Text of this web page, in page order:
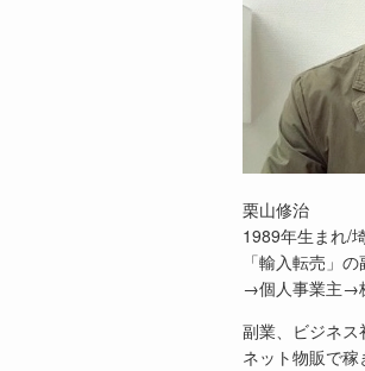
栗山修治
1989年生まれ/
「輸入転売」
→個人事業主→
副業、ビジネス
ネット物販で稼